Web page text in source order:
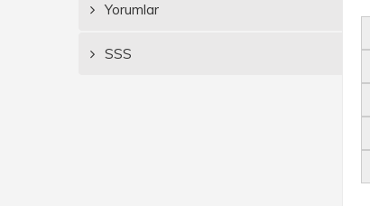
Yorumlar
SSS